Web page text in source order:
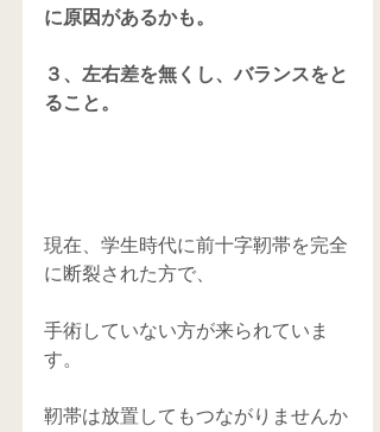
に原因があるかも。
３、左右差を無くし、バランスをと
ること。
現在、学生時代に前十字靭帯を完全
に断裂された方で、
手術していない方が来られていま
す。
靭帯は放置してもつながりませんか